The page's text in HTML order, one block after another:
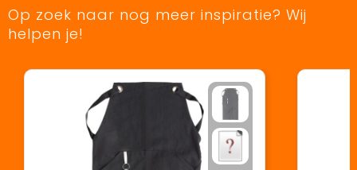
Op zoek naar nog meer inspiratie? Wij
helpen je!